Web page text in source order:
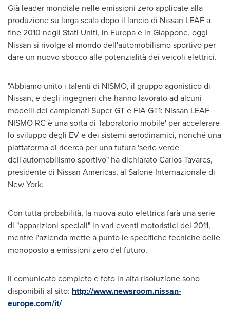
Già leader mondiale nelle emissioni zero applicate alla
produzione su larga scala dopo il lancio di Nissan LEAF a
fine 2010 negli Stati Uniti, in Europa e in Giappone, oggi
Nissan si rivolge al mondo dell'automobilismo sportivo per
dare un nuovo sbocco alle potenzialità dei veicoli elettrici.
"Abbiamo unito i talenti di NISMO, il gruppo agonisticodi
Nissan, e degli ingegneri che hanno lavorato ad alcuni
modelli dei campionati Super GT e FIA GT1: Nissan LEAF
NISMO RC è una sorta di 'laboratorio mobile' per accelerare
lo sviluppo degli EV e dei sistemi aerodinamici, nonché una
piattaforma di ricerca per una futura 'serie verde'
dell'automobilismo sportivo" ha dichiaratoCarlos Tavares,
presidente di Nissan Americas, al Salone Internazionale di
New York.
Con tutta probabilità, la nuova auto elettrica farà una serie
di "apparizioni speciali" in vari eventi motoristici del 2011,
mentre l'azienda mette a punto le specifiche tecniche delle
monoposto a emissioni zero del futuro.
Il comunicato completo e foto in alta risoluzione sono
disponibili al sito: http://www.newsroom.nissan-
europe.com/it/